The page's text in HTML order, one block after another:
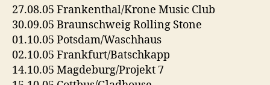
27.08.05 Frankenthal/Krone Music Club
30.09.05 Braunschweig Rolling Stone
01.10.05 Potsdam/Waschhaus
02.10.05 Frankfurt/Batschkapp
14.10.05 Magdeburg/Projekt 7